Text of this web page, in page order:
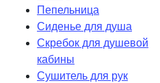
Пепельница
Сиденье для душа
Скребок для душевой
кабины
Сушитель для рук